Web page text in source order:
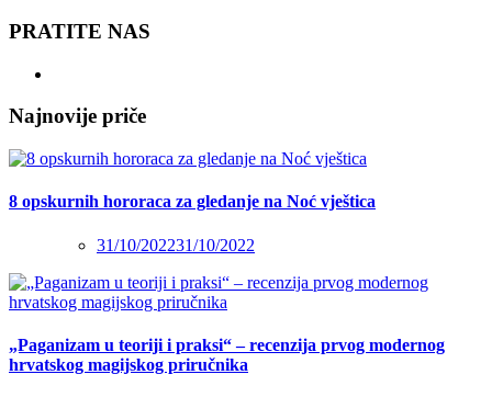
PRATITE NAS
Najnovije priče
8 opskurnih hororaca za gledanje na Noć vještica
31/10/202231/10/2022
„Paganizam u teoriji i praksi“ – recenzija prvog modernog
hrvatskog magijskog priručnika